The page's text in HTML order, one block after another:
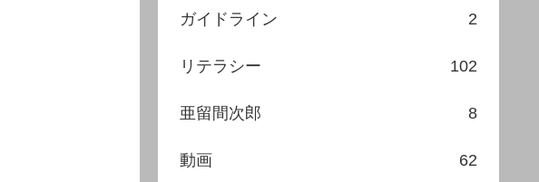
ガイドライン 2
リテラシー 102
亜留間次郎 8
動画 62